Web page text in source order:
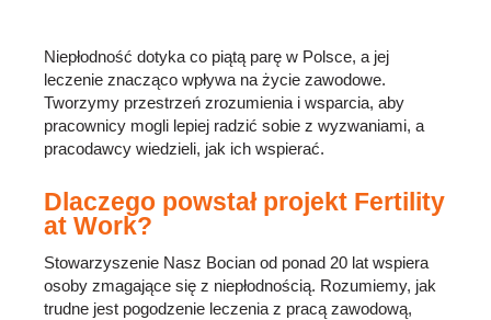
Niepłodność dotyka co piątą parę w Polsce, a jej
leczenie znacząco wpływa na życie zawodowe.
Tworzymy przestrzeń zrozumienia i wsparcia, aby
pracownicy mogli lepiej radzić sobie z wyzwaniami, a
pracodawcy wiedzieli, jak ich wspierać.
Dlaczego powstał projekt Fertility
at Work?
Stowarzyszenie Nasz Bocian od ponad 20 lat wspiera
osoby zmagające się z niepłodnością. Rozumiemy, jak
trudne jest pogodzenie leczenia z pracą zawodową,